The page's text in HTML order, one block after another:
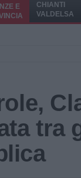
E
CHIANTI
VALDELSA
tra